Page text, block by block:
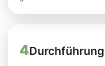
4Durchführung